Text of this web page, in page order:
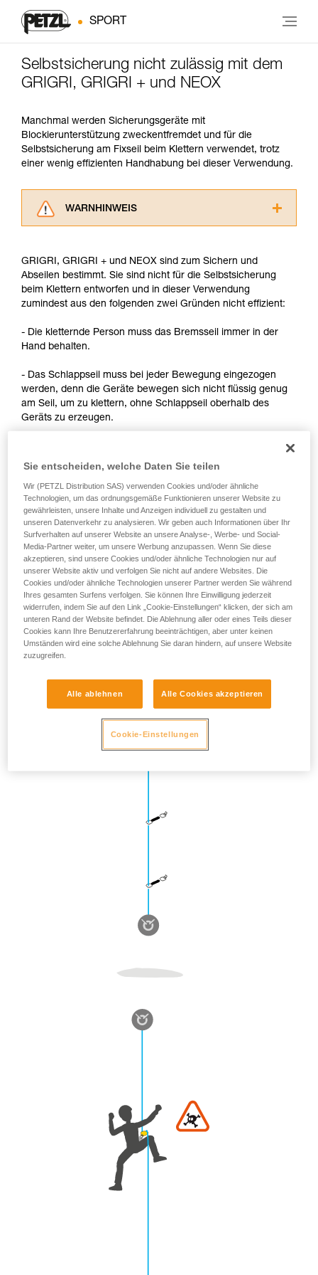
SPORT
Selbstsicherung nicht zulässig mit dem
GRIGRI, GRIGRI + und NEOX
Manchmal werden Sicherungsgeräte mit
Blockierunterstützung zweckentfremdet und für die
Selbstsicherung am Fixseil beim Klettern verwendet, trotz
einer wenig effizienten Handhabung bei dieser Verwendung.
WARNHINWEIS
aufmerksam durch, bevor Sie diesen zu Rate
ziehen. Um diese Zusatzinformationen
verstehen zu können, müssen Sie zuerst die in
der Gebrauchsanweisung enthaltenen
Die Beherrschung dieser Techniken setzt eine
entsprechende Ausbildung und ein spezielles
einem Profi, ob Sie in der Lage sind, den
Vorgang alleine sicher zu wiederholen, bevor
Sie ihn eigenständig durchführen.
Wir geben Beispiele für die mit Ihrer Aktivität
beschrieben werden.
GRIGRI, GRIGRI + und NEOX sind zum Sichern und
Abseilen bestimmt. Sie sind nicht für die Selbstsicherung
beim Klettern entworfen und in dieser Verwendung
zumindest aus den folgenden zwei Gründen nicht effizient:
- Die kletternde Person muss das Bremsseil immer in der
Hand behalten.
- Das Schlappseil muss bei jeder Bewegung eingezogen
werden, denn die Geräte bewegen sich nicht flüssig genug
am Seil, um zu klettern, ohne Schlappseil oberhalb des
Geräts zu erzeugen.
- Für die Selbstsicherung beim Klettern am Fixseil informiere
dich über die Lösungen, die in dem technischen Ratschlag
zum Thema Selbstsicherung auf Petzl.com beschrieben
sind.
- Für die Selbstsicherung im Vorstieg gibt es Techniken, die
eine Änderung des Geräts erfordern, um den Seildurchlauf
zu verbessern. Petzl lässt diese Verwendung nicht zu. Zur
Erinnerung: Jegliche Änderung einer PSA außerhalb der
Petzl-Betriebsstätten ist verboten.
Sie entscheiden, welche Daten Sie teilen
Wir (PETZL Distribution SAS) verwenden Cookies und/oder ähnliche
Technologien, um das ordnungsgemäße Funktionieren unserer Website zu
gewährleisten, unsere Inhalte und Anzeigen individuell zu gestalten und
unseren Datenverkehr zu analysieren. Wir geben auch Informationen über Ihr
Surfverhalten auf unserer Website an unsere Analyse-, Werbe- und Social-
Media-Partner weiter, um unsere Werbung anzupassen. Wenn Sie diese
akzeptieren, sind unsere Cookies und/oder ähnliche Technologien nur auf
unserer Website aktiv und verfolgen Sie nicht auf andere Websites. Die
Cookies und/oder ähnliche Technologien unserer Partner werden Sie während
Ihres gesamten Surfens verfolgen. Sie können Ihre Einwilligung jederzeit
widerrufen, indem Sie auf den Link „Cookie-Einstellungen“ klicken, der sich am
unteren Rand der Website befindet. Die Ablehnung aller oder eines Teils dieser
Cookies kann Ihre Benutzererfahrung beeinträchtigen, aber unter keinen
Umständen wird eine solche Ablehnung Sie daran hindern, auf unsere Website
zuzugreifen.
Alle ablehnen Alle Cookies akzeptieren
Cookie-Einstellungen